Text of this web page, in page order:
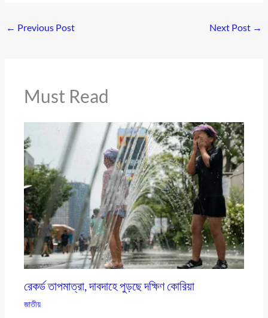
← Previous Post Next Post →
Must Read
রেকর্ড তাপমাত্রা, দাবদাহে পুড়ছে দক্ষিণ কোরিয়া
জাতীয়